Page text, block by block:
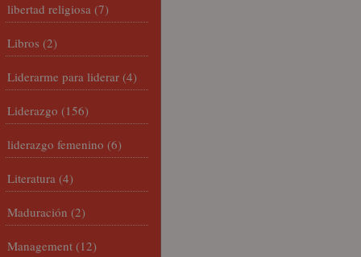
libertad religiosa (7)
Libros (2)
Liderarme para liderar (4)
Liderazgo (156)
liderazgo femenino (6)
Literatura (4)
Maduración (2)
Management (12)